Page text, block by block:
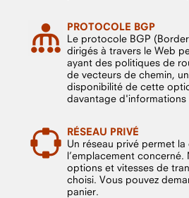
PROTOCOLE BGP
Le protocole BGP
dirigés à travers le Web
ayant des politiques de
de vecteurs de chemin,
disponibilité de cette
davantage d'informations
RÉSEAU PRIVÉ
Un réseau privé permet
l’emplacement
options et vitesses de
choisi. Vous pouvez
panier.